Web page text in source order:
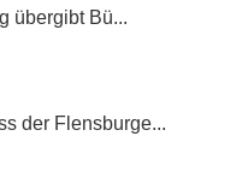
übergibt Bü...
der Flensburge...